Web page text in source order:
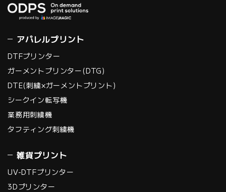
アパレルプリント
DTFプリンター
ガーメントプリンター(DTG)
DTE(刺繍×ガーメントプリント)
シークイン転写機
業務用刺繍機
タフティング刺繍機
雑貨プリント
UV-DTFプリンター
3Dプリンター